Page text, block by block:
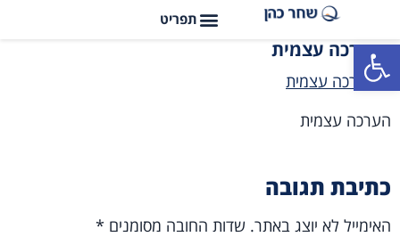
פתח סרגל נגישות
הערכה עצמית
הערכה עצמית
כתיבת תגובה
האימייל לא יוצג באתר. שדות החובה מסומנים *